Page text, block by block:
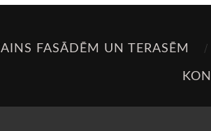
FASĀDĒM UN TERASĒM